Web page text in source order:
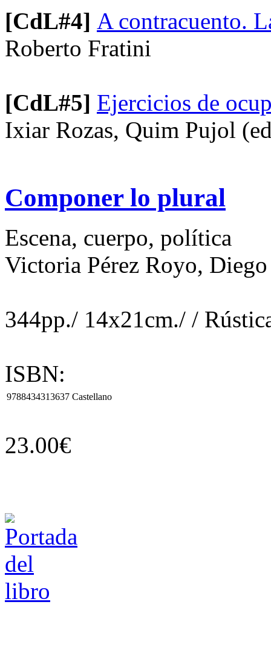
[CdL#4] A contracuento.
Roberto Fratini
[CdL#5] Ejercicios de
Ixiar Rozas, Quim Pujol
Componer lo plural
Escena, cuerpo, política
Victoria Pérez Royo,
344pp./ 14x21cm./ /
ISBN:
9788434313637 Castellano
23.00€